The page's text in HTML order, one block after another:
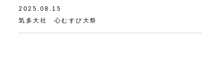
2025.08.15
気多大社 心むすび大祭